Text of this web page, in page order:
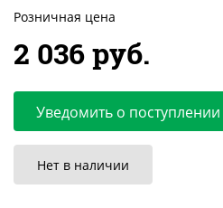
Розничная цена
2 036 руб.
Уведомить о поступлении
Нет в наличии